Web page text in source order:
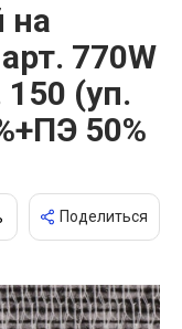
на
770W
(уп.
50%
Поделиться